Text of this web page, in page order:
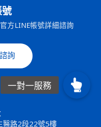
方LINE帳號詳細諮詢
詢
醫路2段22號5樓